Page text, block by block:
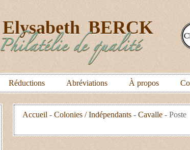
Elysabeth BERCK
Philatélie de qualité
Réductions Abréviations À propos
Accueil - Colonies / Indépendants - Cavalle - Poste